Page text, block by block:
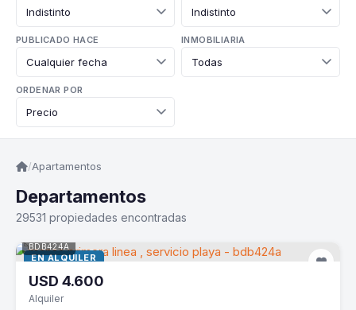
PUBLICADO HACE INMOBILIARIA
ORDENAR POR
/Apartamentos
Departamentos
29531 propiedades encontradas
EN ALQUILER
BDB424A
USD 4.600
Alquiler